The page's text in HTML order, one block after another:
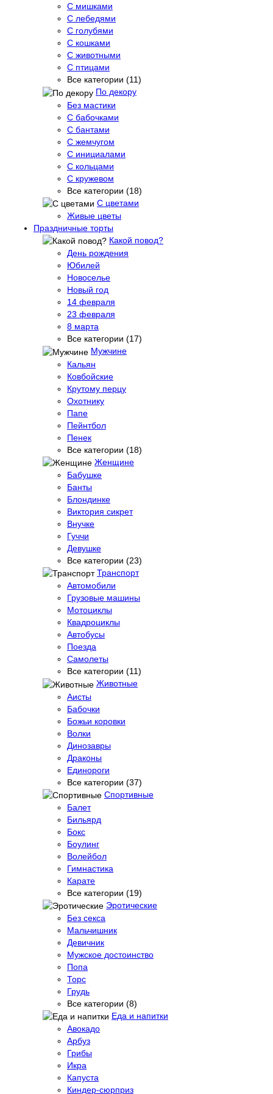
С мишками
С лебедями
С голубями
С кошками
С животными
С птицами
Все категории (11)
По декору
Без мастики
С бабочками
С бантами
С жемчугом
С инициалами
С кольцами
С кружевом
Все категории (18)
С цветами
Живые цветы
Праздничные торты
Какой повод?
День рождения
Юбилей
Новоселье
Новый год
14 февраля
23 февраля
8 марта
Все категории (17)
Мужчине
Кальян
Ковбойские
Крутому перцу
Охотнику
Папе
Пейнтбол
Пенек
Все категории (18)
Женщине
Бабушке
Банты
Блондинке
Виктория сикрет
Внучке
Гуччи
Девушке
Все категории (23)
Транспорт
Автомобили
Грузовые машины
Мотоциклы
Квадроциклы
Автобусы
Поезда
Самолеты
Все категории (11)
Животные
Аисты
Бабочки
Божьи коровки
Волки
Динозавры
Драконы
Единороги
Все категории (37)
Спортивные
Балет
Бильярд
Бокс
Боулинг
Волейбол
Гимнастика
Карате
Все категории (19)
Эротические
Без секса
Мальчишник
Девичник
Мужское достоинство
Попа
Торс
Грудь
Все категории (8)
Еда и напитки
Авокадо
Арбуз
Грибы
Икра
Капуста
Киндер-сюрприз